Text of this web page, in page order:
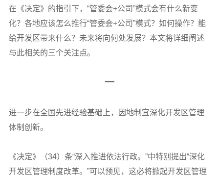
在《决定》的指引下，“管委会+公司”模式会有什么新变
化？各地应该怎么推行“管委会+公司”模式？如何操作？能
给开发区带来什么？未来将向何处发展？本文将详细阐述
与此相关的三个关注点。
一
进一步在全国先进经验基础上，因地制宜深化开发区管理
体制创新。
《决定》（34）条“深入推进依法行政。”中特别提出“深化
开发区管理制度改革。”可以预见，这必将掀起开发区管理